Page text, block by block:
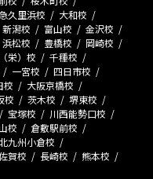
久里浜校
大和校
新潟校 富山校
金沢校
浜松校 豊橋校
岡崎校
栄）校
千種校
一宮校
四日市校
校
大阪京橋校
校 茨木校
堺東校
宝塚校
川西能勢口校
校
倉敷駅前校
九州小倉校
賀校 長崎校
熊本校